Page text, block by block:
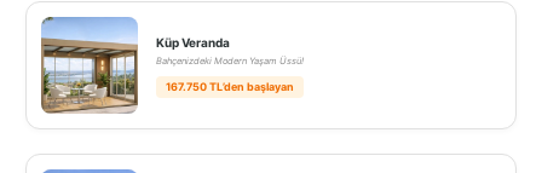
Küp Veranda
Bahçenizdeki Modern Yaşam Üssü!
167.750 TL’den başlayan